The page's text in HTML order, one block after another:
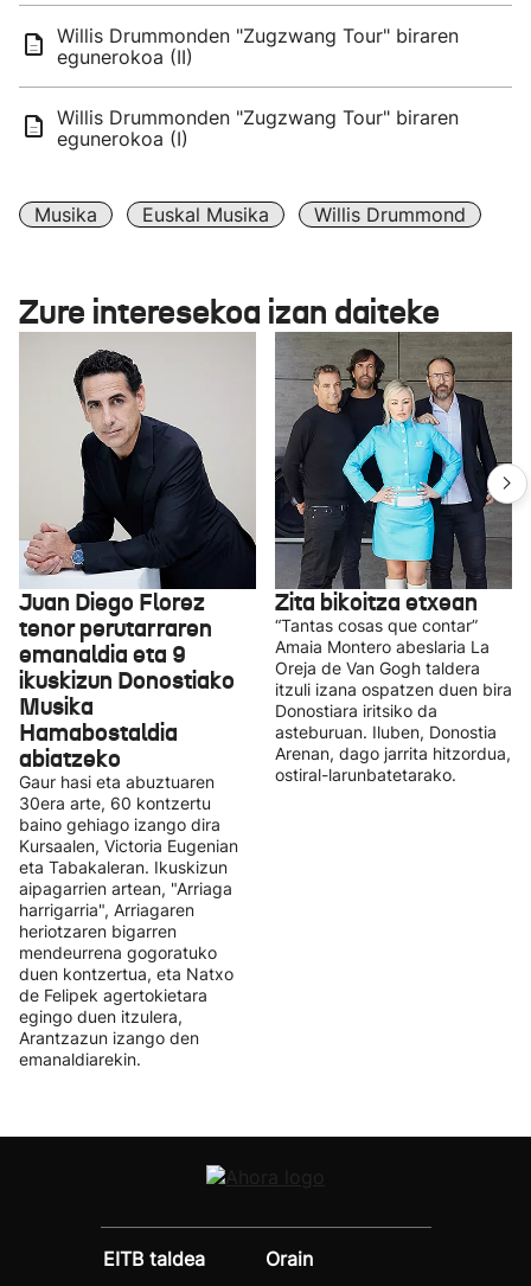
Willis Drummonden "Zugzwang Tour" biraren
egunerokoa (II)
Willis Drummonden "Zugzwang Tour" biraren
egunerokoa (I)
Musika Euskal Musika Willis Drummond
Zure interesekoa izan daiteke
Juan Diego Florez
tenor perutarraren
emanaldia eta 9
ikuskizun Donostiako
Musika
Hamabostaldia
abiatzeko
Gaur hasi eta abuztuaren
30era arte, 60 kontzertu
baino gehiago izango dira
Kursaalen, Victoria Eugenian
eta Tabakaleran. Ikuskizun
aipagarrien artean, "Arriaga
harrigarria", Arriagaren
heriotzaren bigarren
mendeurrena gogoratuko
duen kontzertua, eta Natxo
de Felipek agertokietara
egingo duen itzulera,
Arantzazun izango den
emanaldiarekin.
Zita bikoitza etxean
“Tantas cosas que contar”
Amaia Montero abeslaria La
Oreja de Van Gogh taldera
itzuli izana ospatzen duen bira
Donostiara iritsiko da
asteburuan. Iluben, Donostia
Arenan, dago jarrita hitzordua,
ostiral-larunbatetarako.
EITB taldea
Orain